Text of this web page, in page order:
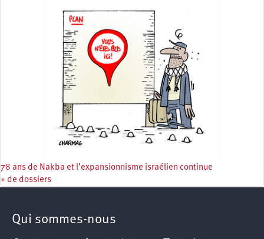
78 ans de Nakba et l’expansionnisme israélien continue
+ de dossiers
Qui sommes-nous